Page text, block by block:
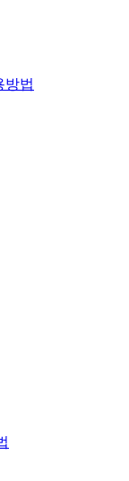
방법